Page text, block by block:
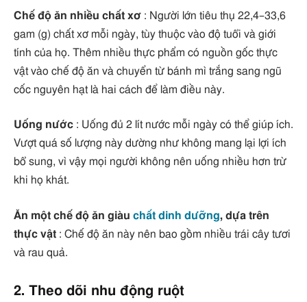
Chế độ ăn nhiều chất xơ : Người lớn tiêu thụ 22,4–33,6
gam (g) chất xơ mỗi ngày, tùy thuộc vào độ tuổi và giới
tính của họ. Thêm nhiều thực phẩm có nguồn gốc thực
vật vào chế độ ăn và chuyển từ bánh mì trắng sang ngũ
cốc nguyên hạt là hai cách để làm điều này.
Uống nước : Uống đủ 2 lít nước mỗi ngày có thể giúp ích.
Vượt quá số lượng này dường như không mang lại lợi ích
bổ sung, vì vậy mọi người không nên uống nhiều hơn trừ
khi họ khát.
Ăn một chế độ ăn giàu chất dinh dưỡng, dựa trên
thực vật : Chế độ ăn này nên bao gồm nhiều trái cây tươi
và rau quả.
2. Theo dõi nhu động ruột